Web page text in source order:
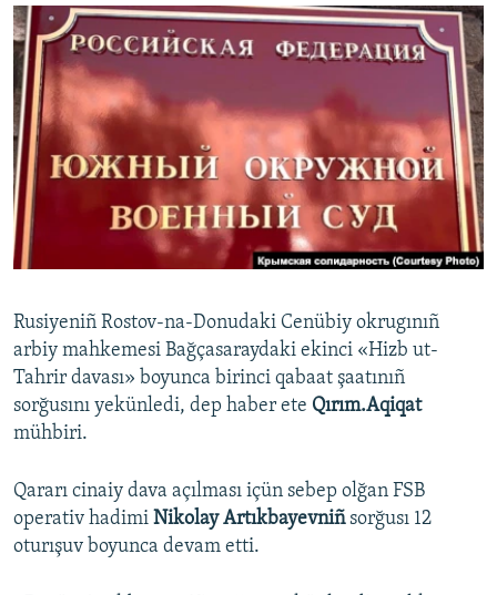
VİDEO
SÜRET
BLOGLAR
FİKİR
Русский
Українською
RFE/RS bütün saytları
Rusiyeniñ Rostov-na-Donudaki Cenübiy okrugınıñ
arbiy mahkemesi Bağçasaraydaki ekinci «Hizb ut-
Tahrir davası» boyunca birinci qabaat şaatınıñ
sorğusını yekünledi, dep haber ete Qırım.Aqiqat
mühbiri.
Qararı cinaiy dava açılması içün sebep olğan FSB
operativ hadimi Nikolay Artıkbayevniñsorğusı 12
oturışuv boyunca devam etti.